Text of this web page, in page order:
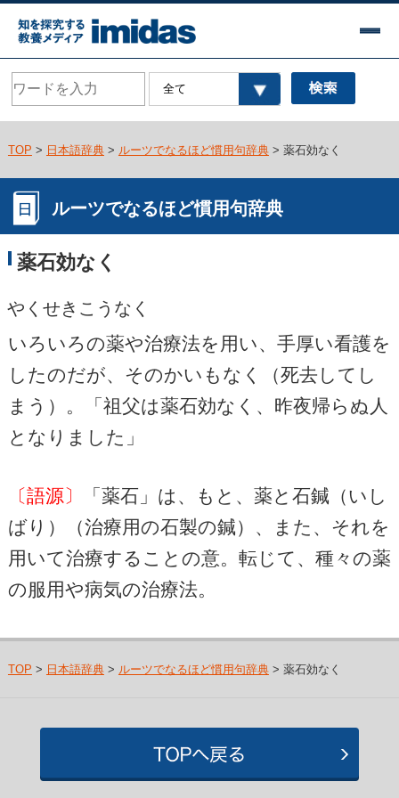
TOP > 日本語辞典> ルーツでなるほど慣用句辞典> 薬石効なく
ルーツでなるほど慣用句辞典
薬石効なく
やくせきこうなく
いろいろの薬や治療法を用い、手厚い看護を
したのだが、そのかいもなく（死去してし
まう）。「祖父は薬石効なく、昨夜帰らぬ人
となりました」
〔語源〕
「薬石」は、もと、薬と石鍼（いし
ばり）（治療用の石製の鍼）、また、それを
用いて治療することの意。転じて、種々の薬
の服用や病気の治療法。
TOP > 日本語辞典> ルーツでなるほど慣用句辞典> 薬石効なく